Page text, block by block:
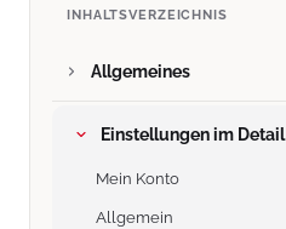
INHALTSVERZEICHNIS
Allgemeines
Einstellungen im Detail
Mein Konto
Allgemein